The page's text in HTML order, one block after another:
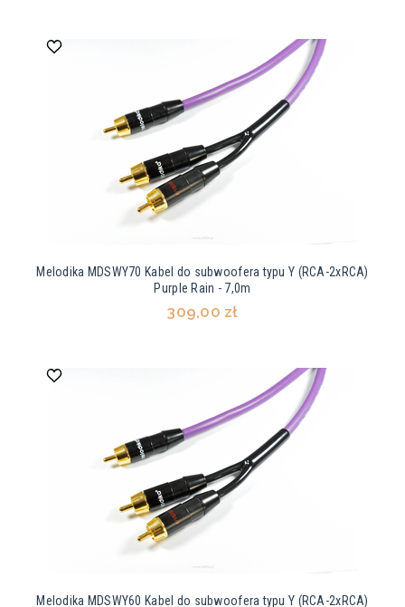
Melodika MDSWY70 Kabel do subwoofera typu Y (RCA-2xRCA)
Purple Rain - 7,0m
309,00 zł
Melodika MDSWY60 Kabel do subwoofera typu Y (RCA-2xRCA)